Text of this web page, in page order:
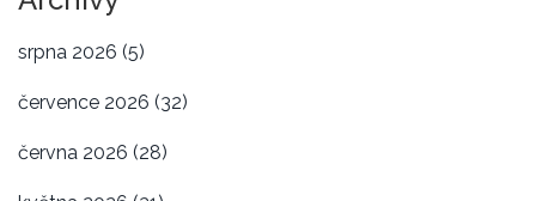
srpna 2026 (5)
července 2026 (32)
června 2026 (28)